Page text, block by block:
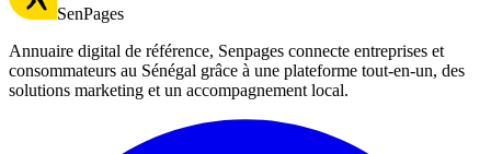
SenPages
Annuaire digital de référence, Senpages connecte entreprises et
consommateurs au Sénégal grâce à une plateforme tout-en-un, des
solutions marketing et un accompagnement local.